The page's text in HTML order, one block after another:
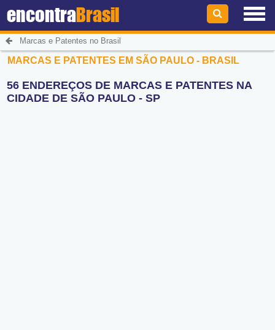
encontraBrasil
Marcas e Patentes no Brasil
MARCAS E PATENTES EM SÃO PAULO - BRASIL
56 ENDEREÇOS DE MARCAS E PATENTES NA
CIDADE DE SÃO PAULO - SP